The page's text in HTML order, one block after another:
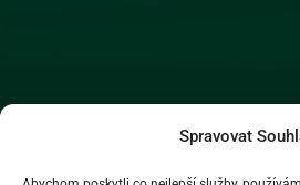
Spravovat